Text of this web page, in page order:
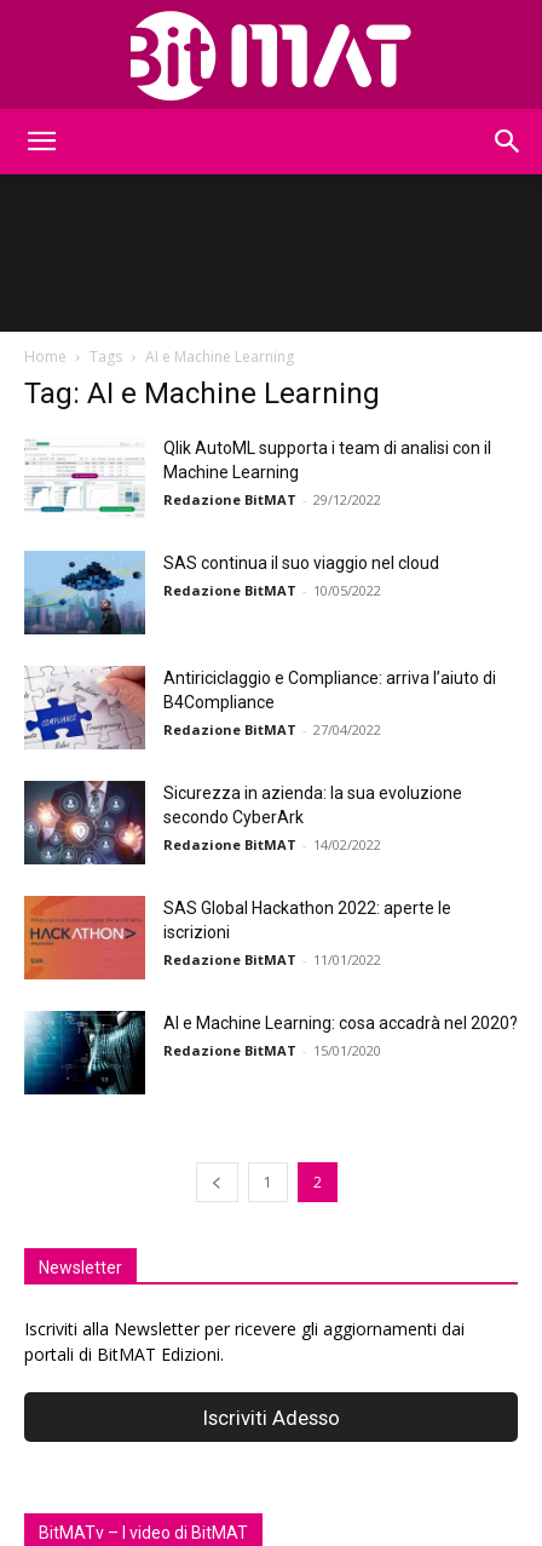
Home Tags AI e Machine Learning
Tag: AI e Machine Learning
Qlik AutoML supporta i team di analisi con il
Machine Learning
Redazione BitMAT - 29/12/2022
SAS continua il suo viaggio nel cloud
Redazione BitMAT - 10/05/2022
Antiriciclaggio e Compliance: arriva l’aiuto di
B4Compliance
Redazione BitMAT - 27/04/2022
Sicurezza in azienda: la sua evoluzione
secondo CyberArk
Redazione BitMAT - 14/02/2022
SAS Global Hackathon 2022: aperte le
iscrizioni
Redazione BitMAT - 11/01/2022
AI e Machine Learning: cosa accadrà nel 2020?
Redazione BitMAT - 15/01/2020
1 2
Newsletter
Iscriviti alla Newsletter per ricevere gli aggiornamenti dai
portali di BitMAT Edizioni.
BitMATv – I video di BitMAT